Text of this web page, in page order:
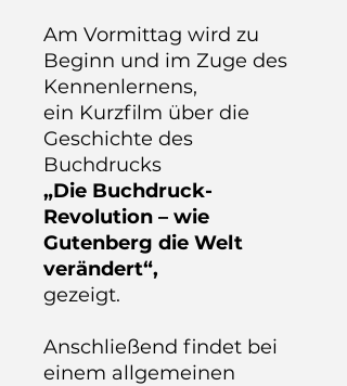
Am Vormittag wird zu
Beginn und im Zuge des
Kennenlernens,
ein Kurzfilm über die
Geschichte des
Buchdrucks
„Die Buchdruck-
Revolution – wie
Gutenberg die Welt
verändert“,
gezeigt.
Anschließend findet bei
einem allgemeinen